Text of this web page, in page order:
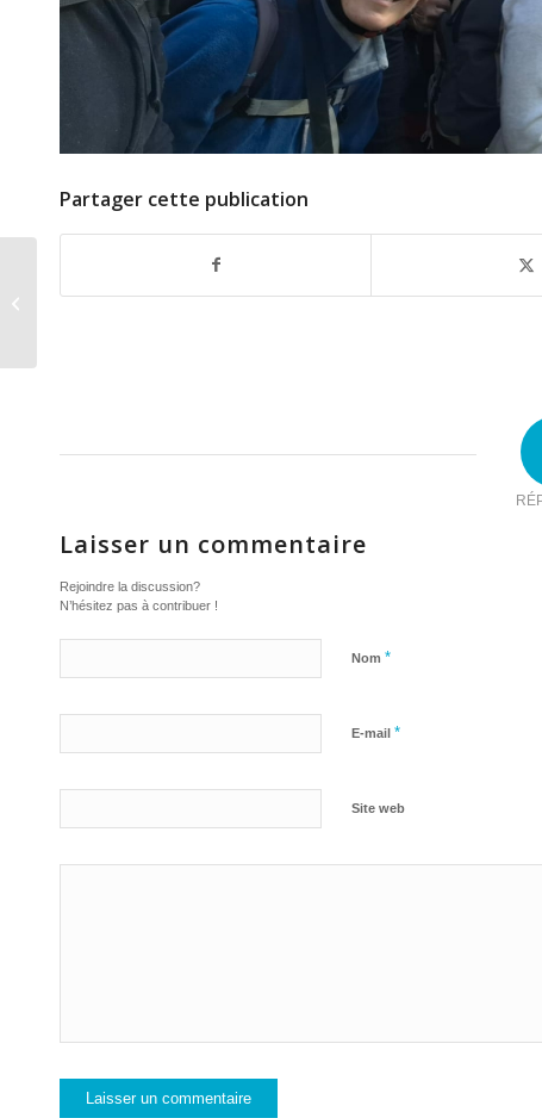
Partager cette publication
Laisser un commentaire
Rejoindre la discussion?
N’hésitez pas à contribuer !
Nom *
E-mail *
Site web